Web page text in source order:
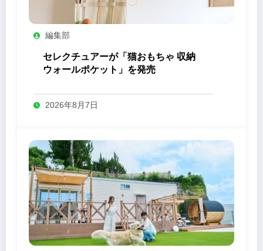
編集部
セレクチュアーが「猫おもちゃ 収納
ウォールポケット」を発売
2026年8月7日